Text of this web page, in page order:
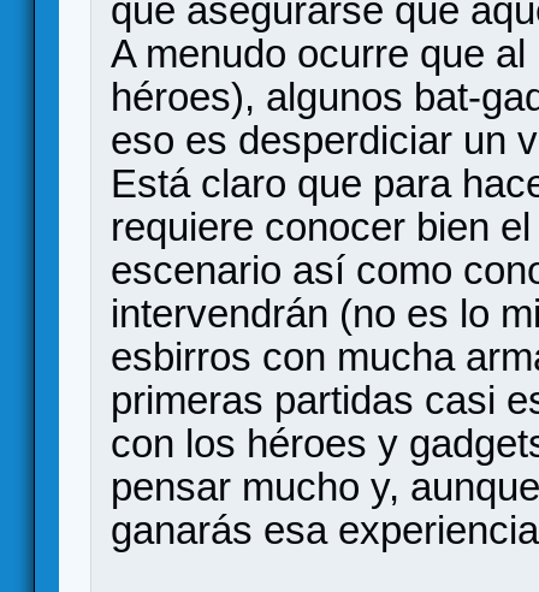
que asegurarse que
A menudo ocurre que
héroes), algunos bat-
eso es desperdiciar un
Está claro que para
requiere conocer bien
escenario así como
intervendrán (no es lo
esbirros con mucha
primeras partidas casi
con los héroes y
pensar mucho y,
ganarás esa